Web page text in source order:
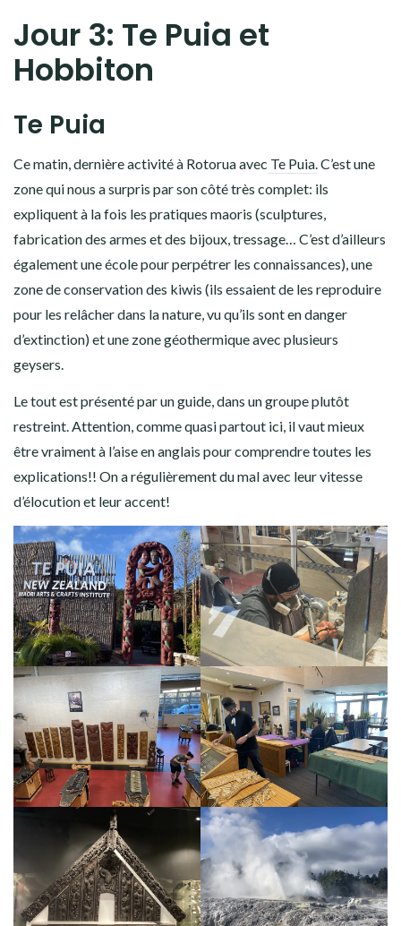
Jour 3: Te Puia et
Hobbiton
Te Puia
Ce matin, dernière activité à Rotorua avec Te Puia.C’est une
zone qui nous a surpris par son côté très complet: ils
expliquent à la fois les pratiques maoris (sculptures,
fabrication des armes et des bijoux, tressage… C’est d’ailleurs
également une école pour perpétrer les connaissances), une
zone de conservation des kiwis (ils essaient de les reproduire
pour les relâcher dans la nature, vu qu’ils sont en danger
d’extinction) et une zone géothermique avec plusieurs
geysers.
Le tout est présenté par un guide, dans un groupe plutôt
restreint. Attention, comme quasi partout ici, il vaut mieux
être vraiment à l’aise en anglais pour comprendre toutes les
explications!! On a régulièrement du mal avec leur vitesse
d’élocution et leur accent!